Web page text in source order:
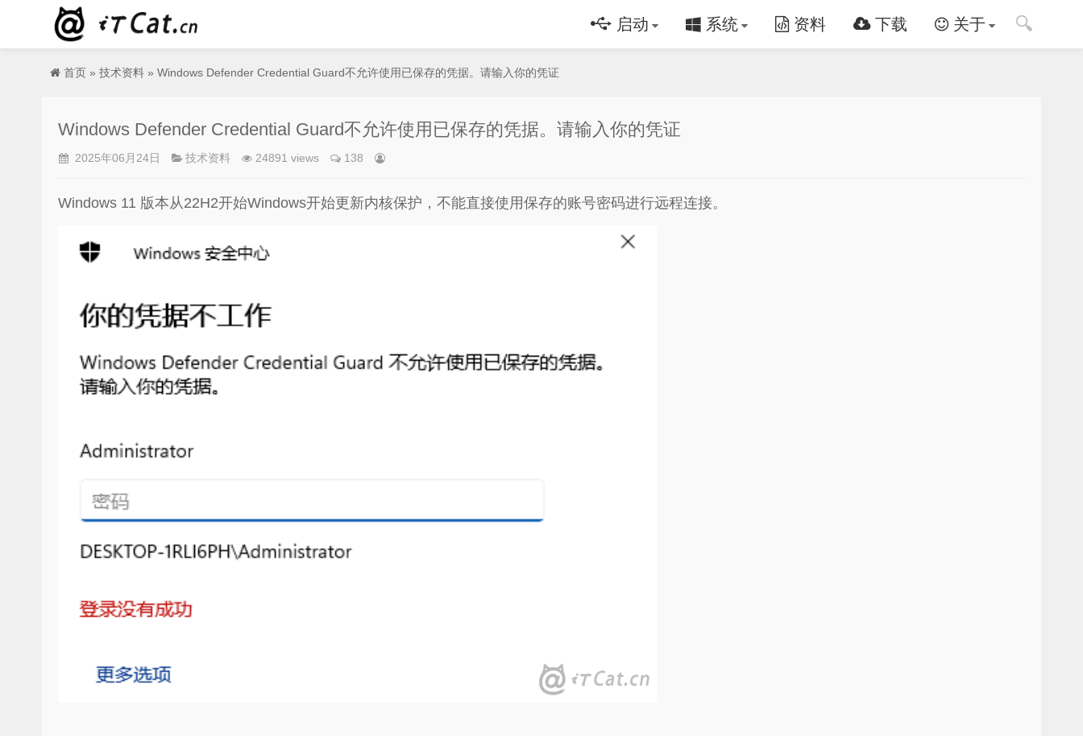
🔍
启动 系统 资料 下载 关于
首页 » 技术资料 » Windows Defender Credential Guard不允许使用已保存的凭据。请输入你的凭证
Windows Defender Credential Guard不允许使用已保存的凭据。请输入你的凭证
2025年06月24日 技术资料 24891 views 138
Windows 11 版本从22H2开始Windows开始更新内核保护，不能直接使用保存的账号密码进行远程连接。